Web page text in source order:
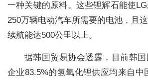
一种关键的原料。这些锂辉石能使
250万辆电动汽车所需要的电池，且
续航能达500公里以上。
据韩国贸易协会透露，目前韩
企业83.5%的氢氧化锂供应均来自中